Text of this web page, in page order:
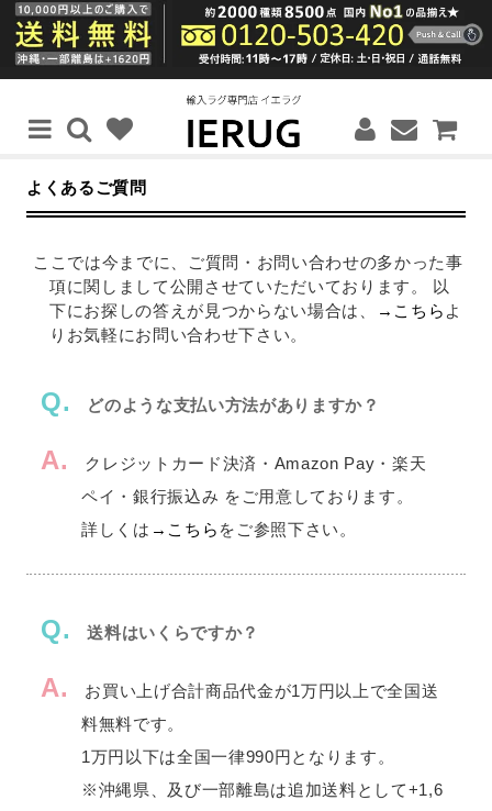
よくあるご質問
ここでは今までに、ご質問・お問い合わせの多かった事
項に関しまして公開させていただいております。 以
下にお探しの答えが見つからない場合は、
→こちら よ
りお気軽にお問い合わせ下さい。
Q. どのような支払い方法がありますか？
A.
クレジットカード決済・Amazon Pay・楽天
ペイ・銀行振込み をご用意しております。
詳しくは →こちら をご参照下さい。
Q. 送料はいくらですか？
A.
お買い上げ合計商品代金が1万円以上で全国送
料無料です。
1万円以下は全国一律990円となります。
※沖縄県、及び一部離島は追加送料として+1,6